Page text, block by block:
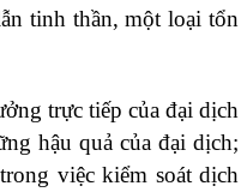
tinh thần, một loại tổn
trực tiếp của đại dịch
hậu quả của đại dịch;
việc kiểm soát dịch